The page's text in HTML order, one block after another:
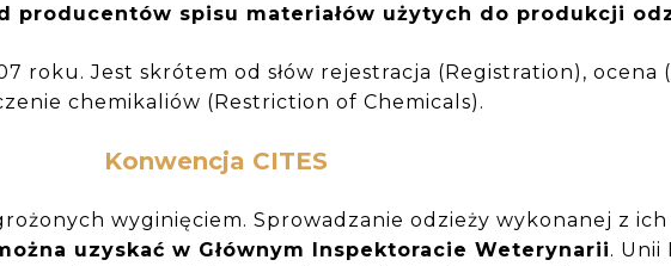
producentów spisu materiałów użytych do produkcji
roku. Jest skrótem od słów rejestracja (Registration), ocena
chemikaliów (Restriction of Chemicals).
Konwencja CITES
wyginięciem. Sprowadzanie odzieży wykonanej z
uzyskać w Głównym Inspektoracie Weterynarii. Unii